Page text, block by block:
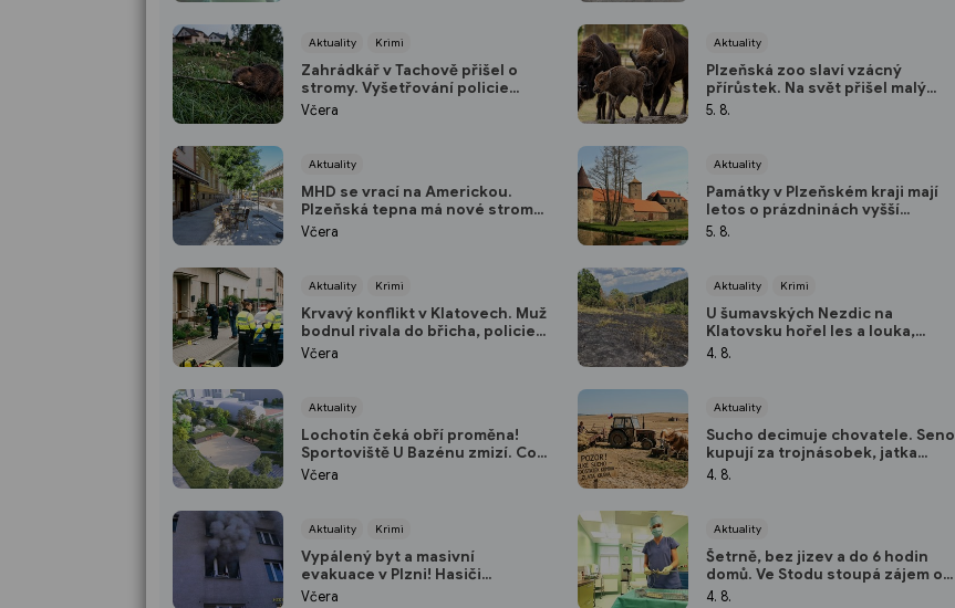
Aktuality Krimi
Zahrádkář v Tachově přišel o
stromy. Vyšetřování policie
odhalilo přísně chráněného
Včera
Aktuality
MHD se vrací na Americkou.
Plzeňská tepna má nové stromy,
širší chodníky i zónu 20 km/h
Včera
Aktuality Krimi
Krvavý konflikt v Klatovech. Muž
bodnul rivala do břicha, policie
ho dopadla do dvou hodin
Včera
Aktuality
Lochotín čeká obří proměna!
Sportoviště U Bazénu zmizí. Co
bude místo něj?
Včera
Aktuality Krimi
Vypálený byt a masivní
evakuace v Plzni! Hasiči
zachraňovali obyvatele v
Včera
Aktuality
Plzeňská zoo slaví vzácný
přírůstek. Na svět přišel malý
zubr Onzu
5. 8.
Aktuality
Památky v Plzeňském kraji mají
letos o prázdninách vyšší
návštěvnost než loni
5. 8.
Aktuality Krimi
U šumavských Nezdic na
Klatovsku hořel les a louka,
dobrovolný hasič skončil v
4. 8.
Aktuality
Sucho decimuje chovatele. Seno
kupují za trojnásobek, jatka
hlásí přetlak a hrozí rušení
4. 8.
Aktuality
Šetrně, bez jizev a do 6 hodin
domů. Ve Stodu stoupá zájem o
moderní hysteroskopii
4. 8.